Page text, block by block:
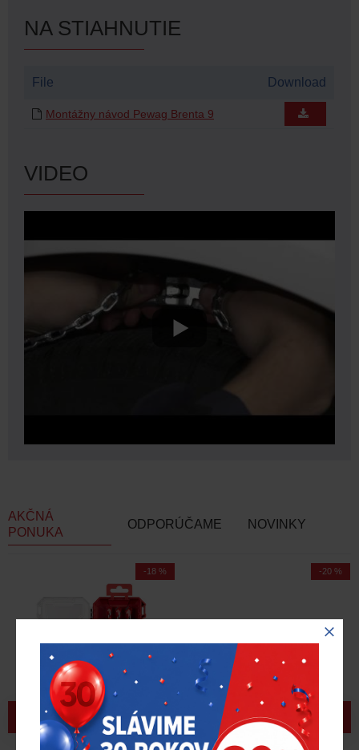
NA STIAHNUTIE
File Download
Montážny návod Pewag Brenta 9
VIDEO
AKČNÁ
PONUKA
ODPORÚČAME NOVINKY
-18 %
Sada vrtákov do betónu
-20 %
FASTBACK™ zatvárací nôž